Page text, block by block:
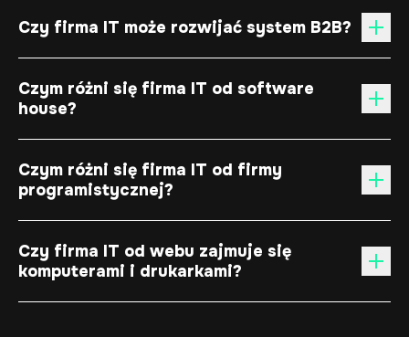
Czy firma IT może rozwijać system B2B?
Czym różni się firma IT od software
house?
Czym różni się firma IT od firmy
programistycznej?
Czy firma IT od webu zajmuje się
komputerami i drukarkami?